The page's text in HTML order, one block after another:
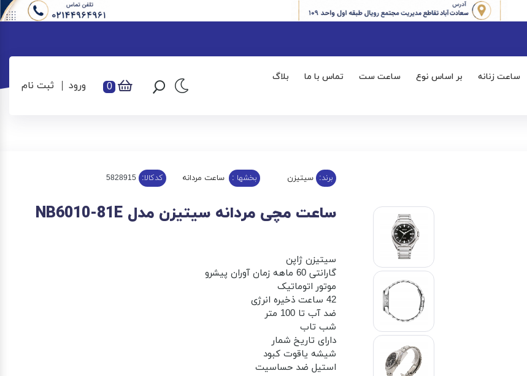
ساعت زنانه بر اساس نوع ساعت ست تماس با ما
بلاگ
0 ورود ثبت نام
برند: سیتیزن بخشها : ساعت مردانه کدکالا:
ساعت مچی مردانه سیتیزن مدل NB6010-81E
سیتیزن ژاپن
گارانتی 60 ماهه زمان آوران پیشرو
موتور اتوماتیک
42 ساعت ذخیره انرژی
ضد آب تا 100 متر
شب تاب
دارای تاریخ شمار
شیشه یاقوت کبود
استیل ضد حساسیت